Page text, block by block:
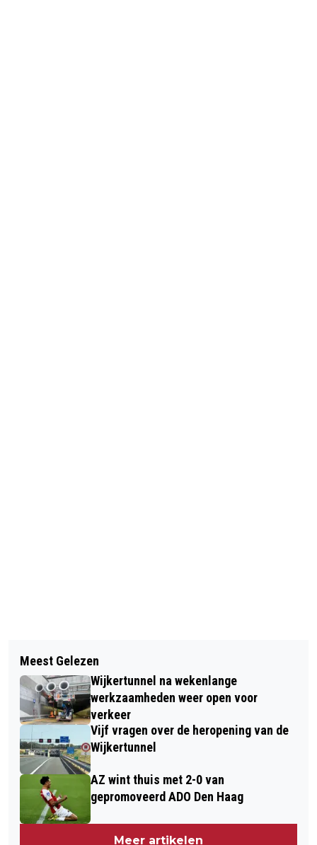
ENORM DRUKKE OCHTENDSPITS DOOR
WINTERSE BUIEN EN ONGELUKKEN;
UUR VERTRAGING OP A9 TUSSEN
HEEMSKERK EN ROTTEPOLDERPLEIN
120.000 M2 NATUUR BIJ CASTRICUM
EN LIMMEN VOOR ALTIJD
VEILIGGESTELD
Meest Gelezen
Wijkertunnel na wekenlange
werkzaamheden weer open voor
verkeer
Vijf vragen over de heropening van de
Wijkertunnel
AZ wint thuis met 2-0 van
gepromoveerd ADO Den Haag
Meer artikelen